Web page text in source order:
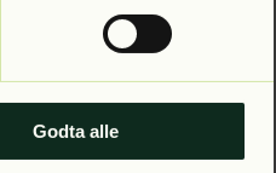
Godta alle